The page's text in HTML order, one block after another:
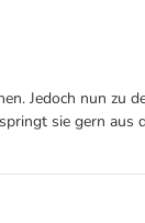
Jedoch nun zu
sie gern